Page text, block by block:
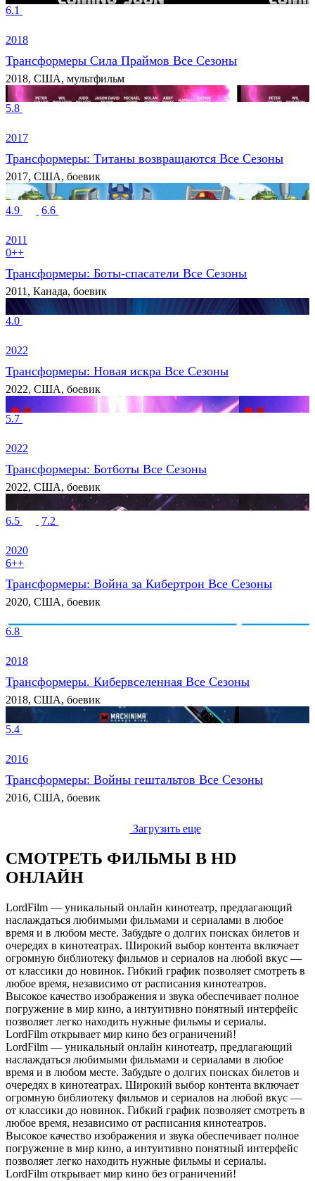
6.1
2018
Трансформеры Сила Праймов Все Сезоны
2018, США, мультфильм
5.8
2017
Трансформеры: Титаны возвращаются Все Сезоны
2017, США, боевик
4.9 6.6
2011
0++
Трансформеры: Боты-спасатели Все Сезоны
2011, Канада, боевик
4.0
2022
Трансформеры: Новая искра Все Сезоны
2022, США, боевик
5.7
2022
Трансформеры: Ботботы Все Сезоны
2022, США, боевик
6.5 7.2
2020
6++
Трансформеры: Война за Кибертрон Все Сезоны
2020, США, боевик
6.8
2018
Трансформеры. Кибервселенная Все Сезоны
2018, США, боевик
5.4
2016
Трансформеры: Войны гештальтов Все Сезоны
2016, США, боевик
Загрузить еще
СМОТРЕТЬ ФИЛЬМЫ В HD
ОНЛАЙН
LordFilm — уникальный онлайн кинотеатр, предлагающий
наслаждаться любимыми фильмами и сериалами в любое
время и в любом месте. Забудьте о долгих поисках билетов и
очередях в кинотеатрах. Широкий выбор контента включает
огромную библиотеку фильмов и сериалов на любой вкус —
от классики до новинок. Гибкий график позволяет смотреть в
любое время, независимо от расписания кинотеатров.
Высокое качество изображения и звука обеспечивает полное
погружение в мир кино, а интуитивно понятный интерфейс
позволяет легко находить нужные фильмы и сериалы.
LordFilm открывает мир кино без ограничений!
LordFilm — уникальный онлайн кинотеатр, предлагающий
наслаждаться любимыми фильмами и сериалами в любое
время и в любом месте. Забудьте о долгих поисках билетов и
очередях в кинотеатрах. Широкий выбор контента включает
огромную библиотеку фильмов и сериалов на любой вкус —
от классики до новинок. Гибкий график позволяет смотреть в
любое время, независимо от расписания кинотеатров.
Высокое качество изображения и звука обеспечивает полное
погружение в мир кино, а интуитивно понятный интерфейс
позволяет легко находить нужные фильмы и сериалы.
LordFilm открывает мир кино без ограничений!